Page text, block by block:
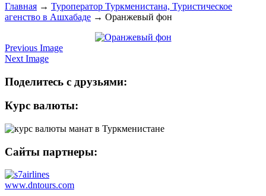
Главная → Туроператор Туркменистана, Туристическое
агенство в Ашхабаде → Оранжевый фон
Previous Image
Next Image
Поделитесь с друзьями:
Курс валюты:
Сайты партнеры:
www.dntours.com